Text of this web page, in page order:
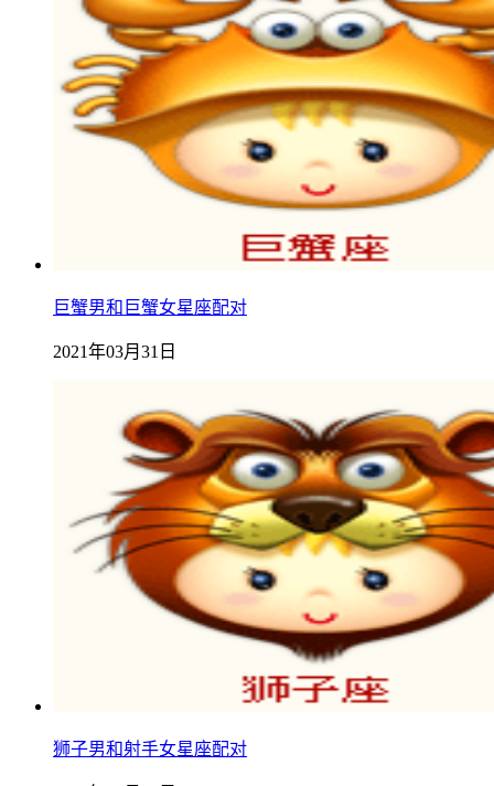
巨蟹男和巨蟹女星座配对
2021年03月31日
狮子男和射手女星座配对